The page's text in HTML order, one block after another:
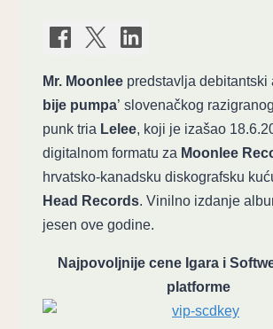
Mr. Moonlee predstavlja debitantski
bije pumpa’ slovenačkog
punk tria Lelee, koji je izašao
digitalnom formatu za Moonlee
hrvatsko-kanadsku diskografsku
Head Records. Vinilno izdanje
jesen ove godine.
Najpovoljnije cene Igara i
platforme